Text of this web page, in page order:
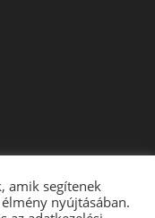
amik segítenek
nyújtásában.